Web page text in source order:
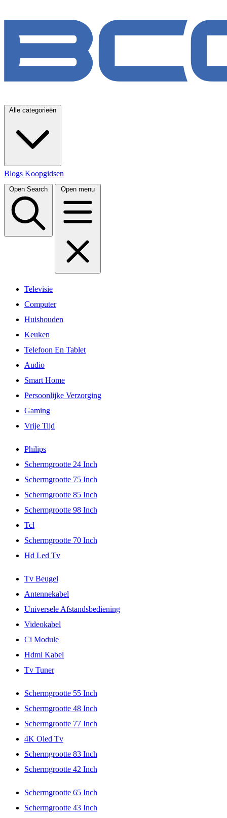
Alle categorieën
Blogs Koopgidsen
Open Search Open menu
Televisie
Computer
Huishouden
Keuken
Telefoon En Tablet
Audio
Smart Home
Persoonlijke Verzorging
Gaming
Vrije Tijd
Philips
Schermgrootte 24 Inch
Schermgrootte 75 Inch
Schermgrootte 85 Inch
Schermgrootte 98 Inch
Tcl
Schermgrootte 70 Inch
Hd Led Tv
Tv Beugel
Antennekabel
Universele Afstandsbediening
Videokabel
Ci Module
Hdmi Kabel
Tv Tuner
Schermgrootte 55 Inch
Schermgrootte 48 Inch
Schermgrootte 77 Inch
4K Oled Tv
Schermgrootte 83 Inch
Schermgrootte 42 Inch
Schermgrootte 65 Inch
Schermgrootte 43 Inch